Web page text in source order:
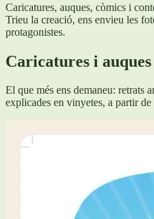
Caricatures, auques, còmics i
Trieu la creació, ens envieu les
protagonistes.
Caricatures i auques
El que més ens demaneu: retrats
explicades en vinyetes, a partir de